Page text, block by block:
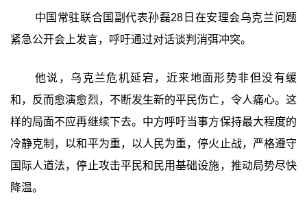
中国常驻联合国副代表孙磊28日在安理会乌克兰问题
紧急公开会上发言，呼吁通过对话谈判消弭冲突。
他说，乌克兰危机延宕，近来地面形势非但没有缓
和，反而愈演愈烈，不断发生新的平民伤亡，令人痛心。这
样的局面不应再继续下去。中方呼吁当事方保持最大程度的
冷静克制，以和平为重，以人民为重，停火止战，严格遵守
国际人道法，停止攻击平民和民用基础设施，推动局势尽快
降温。